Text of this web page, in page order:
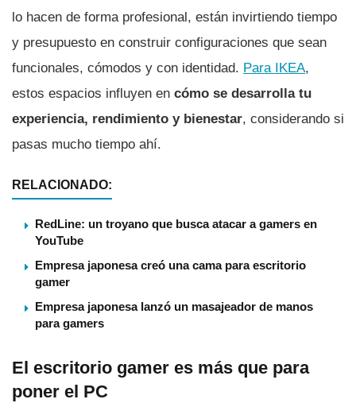
lo hacen de forma profesional, están invirtiendo tiempo
y presupuesto en construir configuraciones que sean
funcionales, cómodos y con identidad. Para IKEA,
estos espacios influyen en cómo se desarrolla tu
experiencia, rendimiento y bienestar, considerando si
pasas mucho tiempo ahí.
RELACIONADO:
RedLine: un troyano que busca atacar a gamers en
YouTube
Empresa japonesa creó una cama para escritorio
gamer
Empresa japonesa lanzó un masajeador de manos
para gamers
El escritorio gamer es más que para
poner el PC